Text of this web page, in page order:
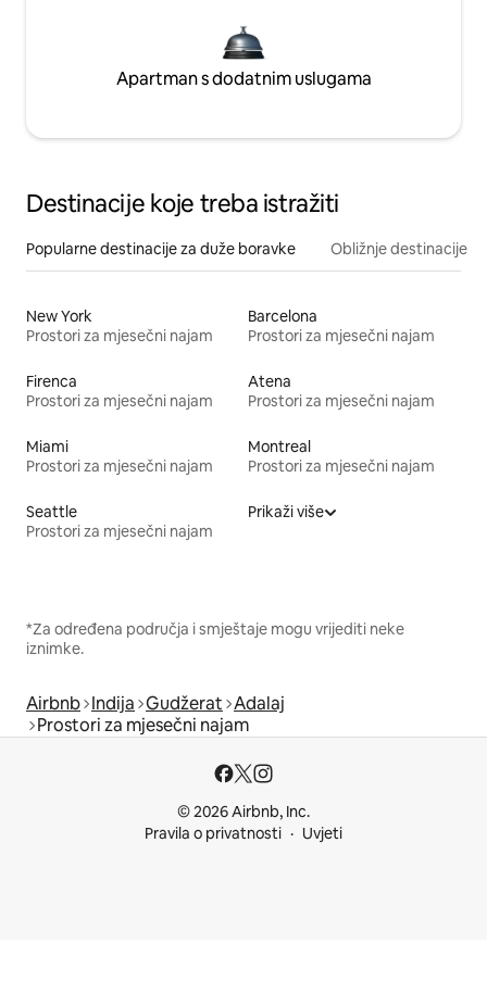
Apartman s dodatnim uslugama
Destinacije koje treba istražiti
Popularne destinacije za duže boravke Obližnje destinacije
New York
Prostori za mjesečni najam
Barcelona
Prostori za mjesečni najam
Firenca
Prostori za mjesečni najam
Atena
Prostori za mjesečni najam
Miami
Prostori za mjesečni najam
Montreal
Prostori za mjesečni najam
Seattle
Prostori za mjesečni najam
Prikaži više
*Za određena područja i smještaje mogu vrijediti neke
iznimke.
Airbnb Indija Gudžerat Adalaj
Prostori za mjesečni najam
© 2026 Airbnb, Inc.
Pravila o privatnosti
Uvjeti